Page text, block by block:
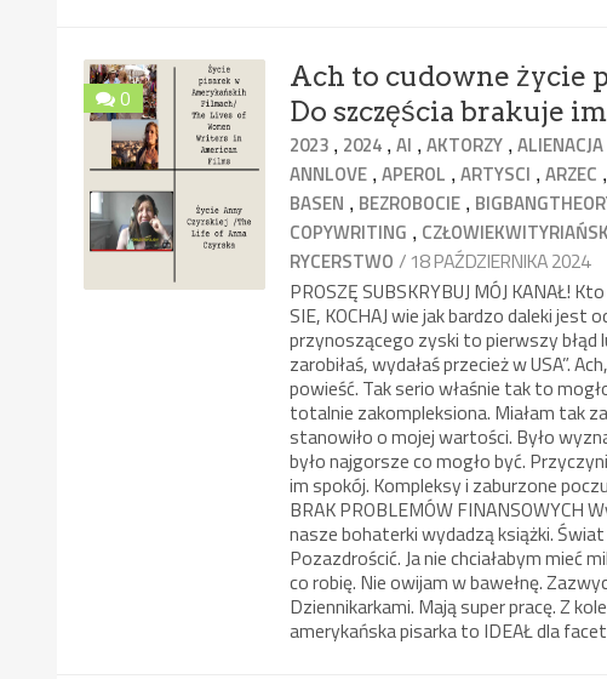
0
Ach to cudowne życie
Do szczęścia brakuje
2023 , 2024 ,AI ,AKTORZY ,ALIENACJA
ANNLOVE ,APEROL ,ARTYSCI ,ARZEC
BASEN , BEZROBOCIE ,
COPYWRITING ,
RYCERSTWO / 18 PAŹDZIERNIKA 2024
PROSZĘ SUBSKRYBUJ MÓJ KANAŁ!
SIE, KOCHAJ wie jak bardzo daleki
przynoszącego zyski to pierwszy błąd
zarobiłaś, wydałaś przecież w USA”.
powieść. Tak serio właśnie tak to
totalnie zakompleksiona. Miałam tak
stanowiło o mojej wartości. Było
było najgorsze co mogło być.
im spokój. Kompleksy i zaburzone
BRAK PROBLEMÓW FINANSOWYCH
nasze bohaterki wydadzą książki.
Pozazdrościć. Ja nie chciałabym mieć
co robię. Nie owijam w bawełnę.
Dziennikarkami. Mają super pracę. Z
amerykańska pisarka to IDEAŁ dla